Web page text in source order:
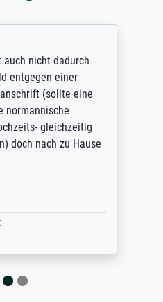
nicht dadurch
entgegen einer
(sollte eine
normannische
gleichzeitig
doch nach zu Hause